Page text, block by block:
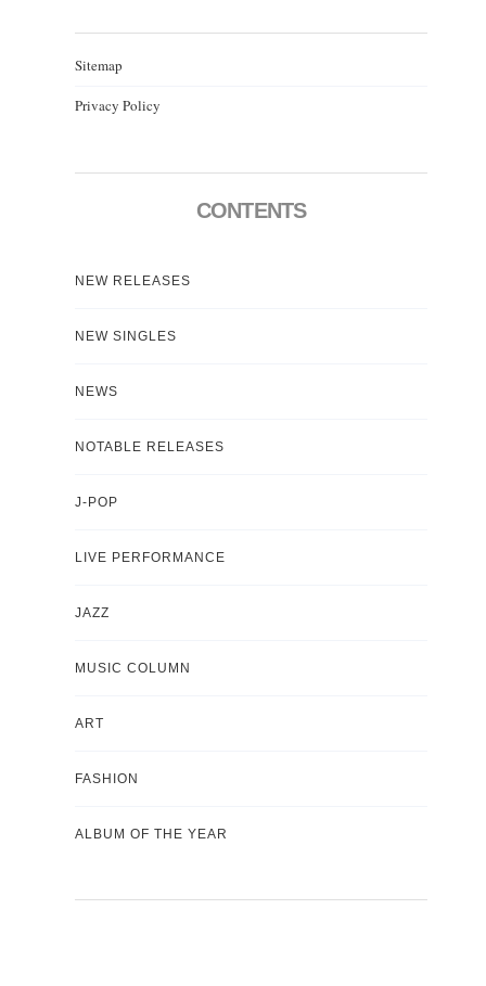
Sitemap
Privacy Policy
CONTENTS
NEW RELEASES
NEW SINGLES
NEWS
NOTABLE RELEASES
J-POP
LIVE PERFORMANCE
JAZZ
MUSIC COLUMN
ART
FASHION
ALBUM OF THE YEAR